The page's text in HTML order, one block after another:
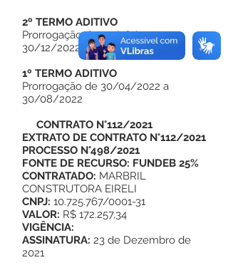
2º TERMO ADITIVO
Prorrogação de 30/08/2022 a
30/12/2022
1º TERMO ADITIVO
Prorrogação de 30/04/2022 a
30/08/2022
CONTRATO N°112/2021
EXTRATO DE CONTRATO N°112/2021
PROCESSO N°498/2021
FONTE DE RECURSO: FUNDEB 25%
CONTRATADO: MARBRIL
CONSTRUTORA EIRELI
CNPJ: 10.725.767/0001-31
VALOR: R$ 172.257,34
VIGÊNCIA:
ASSINATURA: 23 de Dezembro de
2021